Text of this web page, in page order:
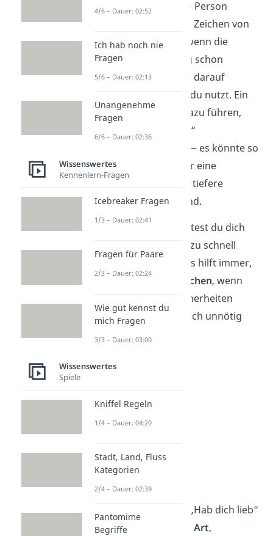
ständig um die andere Person
, sind das klare Zeichen von
Verliebtheit. Gerade wenn die
körperliche Anziehung schon
spürbar ist, solltest du darauf
achten, welche Worte du nutzt. Ein
langesZögernkann dazu führen,
dass „Ich hab dich lieb“
missverstanden wird — es könnte so
wirken, als wäre es nur eine
Freundschaft
, obwohl tiefere
Gefühle vorhanden sind.
Hinweis:
Dennoch solltest du dich
von den Worten nicht zu schnell
verunsichern lassen. Es hilft immer,
offen
sprechen, wenn
Gedanken oder Unsicherheiten
aufkommen, anstatt sich unnötig
Sorgen zu machen.
ist „Hab dich lieb“
dagegen eine
gängige Art,
4/6 – Dauer: 02:52
Ich hab noch nie
Fragen
5/6 – Dauer: 02:13
Unangenehme
Fragen
6/6 – Dauer: 02:36
Wissenswertes
Kennenlern-Fragen
Icebreaker Fragen
1/3 – Dauer: 02:41
Fragen für Paare
2/3 – Dauer: 02:24
Wie gut kennst du
mich Fragen
3/3 – Dauer: 03:00
Wissenswertes
Spiele
Kniffel Regeln
1/4 – Dauer: 04:20
Stadt, Land, Fluss
Kategorien
2/4 – Dauer: 02:39
Pantomime
Begriffe